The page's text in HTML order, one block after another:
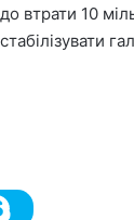
втрати 10